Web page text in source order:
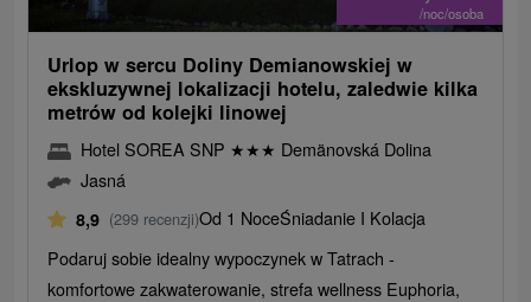
/noc/osoba
Urlop w sercu Doliny Demianowskiej w
ekskluzywnej lokalizacji hotelu, zaledwie kilka
metrów od kolejki linowej
Hotel SOREA SNP ★★★ Demänovská Dolina
Jasná
8,9 (299 recenzji)Od 1 NoceŚniadanie I Kolacja
Podaruj sobie idealny wypoczynek w Tatrach -
komfortowe zakwaterowanie, strefa wellness Euphoria,